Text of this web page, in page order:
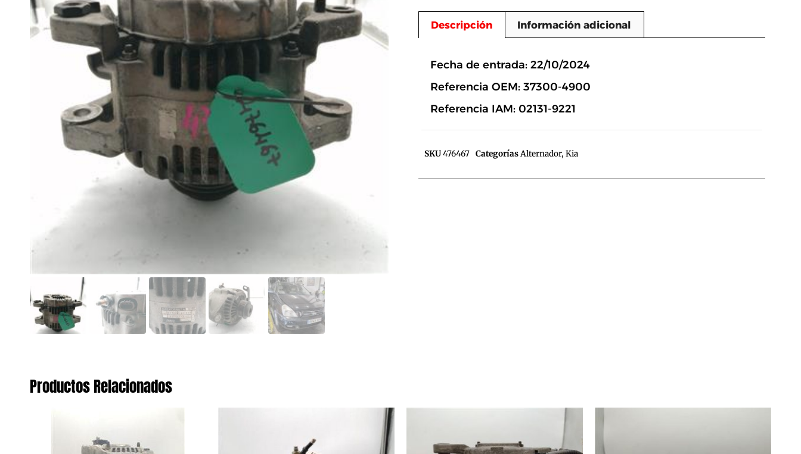
Descripción Información adicional
Fecha de entrada: 22/10/2024
Referencia OEM: 37300-4900
Referencia IAM: 02131-9221
SKU476467 CategoríasAlternador, Kia
Productos Relacionados